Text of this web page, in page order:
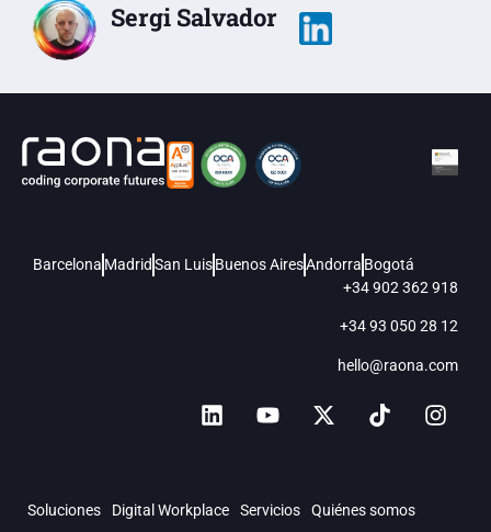
Sergi Salvador
Barcelona MadridSan LuisBuenos AiresAndorra Bogotá
+34 902 362 918
+34 93 050 28 12
hello@raona.com
Soluciones Digital Workplace Servicios Quiénes somos